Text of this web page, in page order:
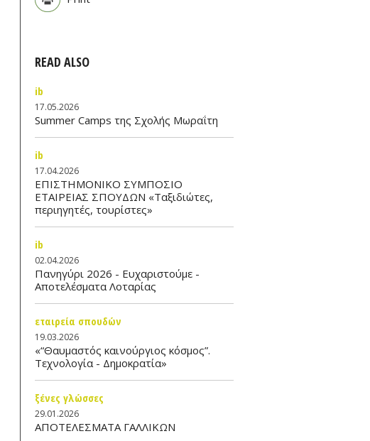
READ ALSO
ib
17.05.2026
Summer Camps της Σχολής Μωραΐτη
ib
17.04.2026
ΕΠΙΣΤΗΜΟΝΙΚΟ ΣΥΜΠΟΣΙΟ
ΕΤΑΙΡΕΙΑΣ ΣΠΟΥΔΩΝ «Ταξιδιώτες,
περιηγητές, τουρίστες»
ib
02.04.2026
Πανηγύρι 2026 - Ευχαριστούμε -
Αποτελέσματα Λοταρίας
εταιρεία σπουδών
19.03.2026
«“Θαυμαστός καινούργιος κόσμος”.
Τεχνολογία - Δημοκρατία»
ξένες γλώσσες
29.01.2026
ΑΠΟΤΕΛΕΣΜΑΤΑ ΓΑΛΛΙΚΩΝ